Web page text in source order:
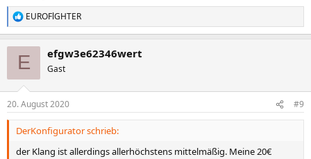
R
e
e
n
EUROFlGHTER
E efgw3e62346wert
Gast
20. August 2020 #9
DerKonfigurator schrieb:
der Klang ist allerdings allerhöchstens mittelmäßig. Meine 20€